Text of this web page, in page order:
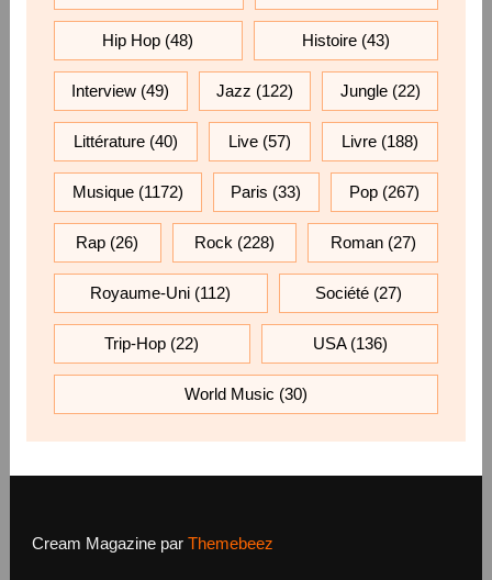
Hip Hop (48) Histoire(43)
Interview (49) Jazz (122) Jungle(22)
Littérature(40) Live (57) Livre (188)
Musique(1172) Paris (33) Pop (267)
Rap (26) Rock (228) Roman(27)
Royaume-Uni (112) Société(27)
Trip-Hop (22) USA(136)
World Music (30)
Cream Magazine par Themebeez